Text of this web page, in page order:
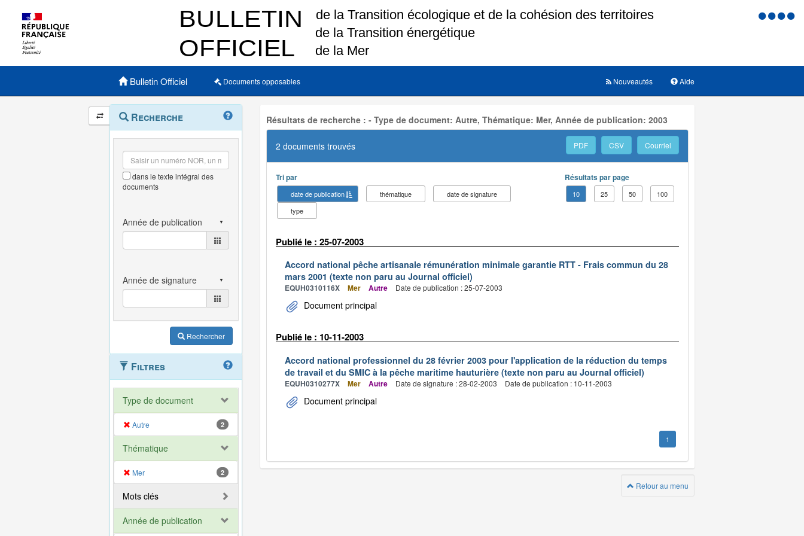
Menu
Menu principal
Bulletin Officiel Documents opposables Aide
Nouveautés
Navigation
et
outils
annexes
Menu
contextuel
Recherche
dans le texte intégral des
documents
Rechercher
Filtres
Type de document
Autre 2
Thématique
Mer 2
Mots clés
Année de publication
Résultats de recherche : - Type de document: Autre, Thématique: Mer, Année de publication: 2003
2 documents trouvés PDF CSV Courriel
Tri par
date de publication thématique
date de signature
type
Résultats par page
10 25 50 100
Publié le : 25-07-2003
Accord national pêche artisanale rémunération minimale garantie RTT - Frais commun du 28
mars 2001 (texte non paru au Journal officiel)
EQUH0310116X Mer Autre Date de publication : 25-07-2003
Document principal
Publié le : 10-11-2003
Accord national professionnel du 28 février 2003 pour l'application de la réduction du temps
de travail et du SMIC à la pêche maritime hauturière (texte non paru au Journal officiel)
EQUH0310277X Mer Autre Date de signature : 28-02-2003 Date de publication : 10-11-2003
Document principal
1
Retour au menu